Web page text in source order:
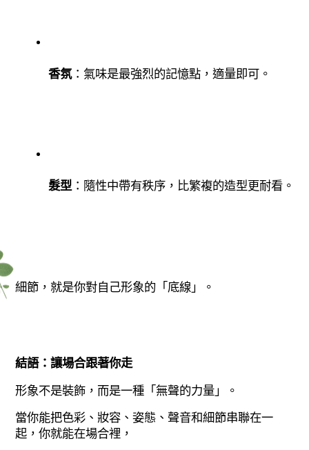
香氛：氣味是最強烈的記憶點，適量即可。
髮型 ：隨性中帶有秩序，比繁複的造型更耐看。
細節，就是你對自己形象的「底線」。
結語：讓場合跟著你走
形象不是裝飾，而是一種「無聲的力量」。
當你能把色彩、妝容、姿態、聲音和細節串聯在一
起，你就能在場合裡，